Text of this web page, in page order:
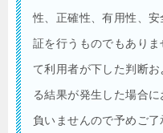
性、正確性、有用性、
証を行うものでもあり
て利用者が下した判断
る結果が発生した場合
負いませんので予めご了